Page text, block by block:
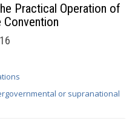
Practical Operation of
or supranational